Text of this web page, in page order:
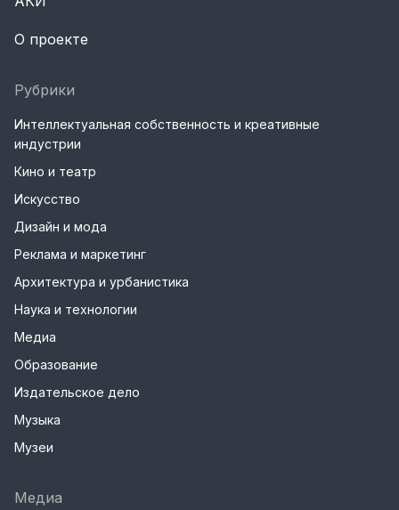
О проекте
Рубрики
Интеллектуальная собственность и креативные
индустрии
Кино и театр
Искусство
Дизайн и мода
Реклама и маркетинг
Архитектура и урбанистика
Наука и технологии
Медиа
Образование
Издательское дело
Музыка
Музеи
Медиа